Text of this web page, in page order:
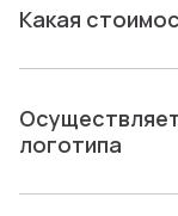
Какая
логотипа